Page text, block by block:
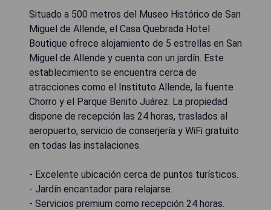
Situado a 500 metros del Museo Histórico de San
Miguel de Allende, el Casa Quebrada Hotel
Boutique ofrece alojamiento de 5 estrellas en San
Miguel de Allende y cuenta con un jardín. Este
establecimiento se encuentra cerca de
atracciones como el Instituto Allende, la fuente
Chorro y el Parque Benito Juárez. La propiedad
dispone de recepción las 24 horas, traslados al
aeropuerto, servicio de conserjería y WiFi gratuito
en todas las instalaciones.
- Excelente ubicación cerca de puntos turísticos.
- Jardín encantador para relajarse.
- Servicios premium como recepción 24 horas.